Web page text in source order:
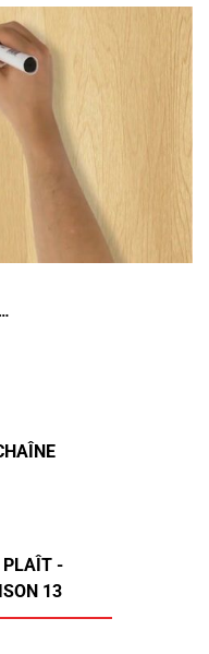
PLAÎT -
13